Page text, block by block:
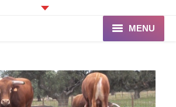
MENU
Programme